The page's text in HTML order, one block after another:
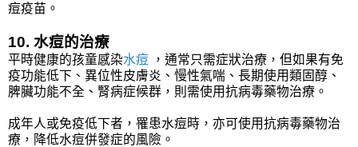
痘疫苗。
10. 水痘的治療
平時健康的孩童感染水痘 ，通常只需症狀治療，但如果有免
疫功能低下、異位性皮膚炎、慢性氣喘、長期使用類固醇、
脾臟功能不全、腎病症候群，則需使用抗病毒藥物治療。
成年人或免疫低下者，罹患水痘時，亦可使用抗病毒藥物治
療，降低水痘併發症的風險。